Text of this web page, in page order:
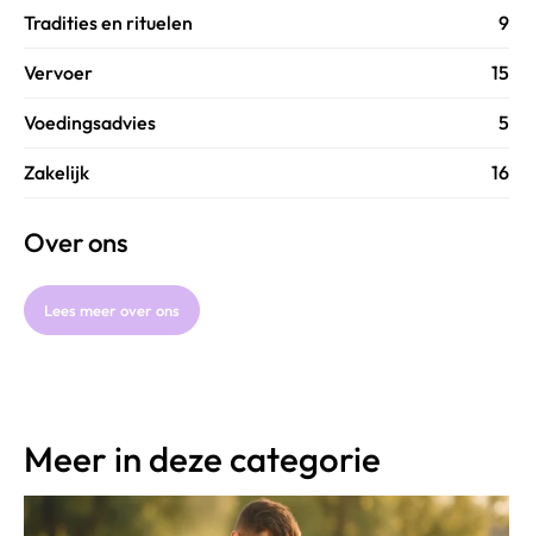
Tradities en rituelen 9
Vervoer 15
Voedingsadvies 5
Zakelijk 16
Over ons
Lees meer over ons
Meer in deze categorie